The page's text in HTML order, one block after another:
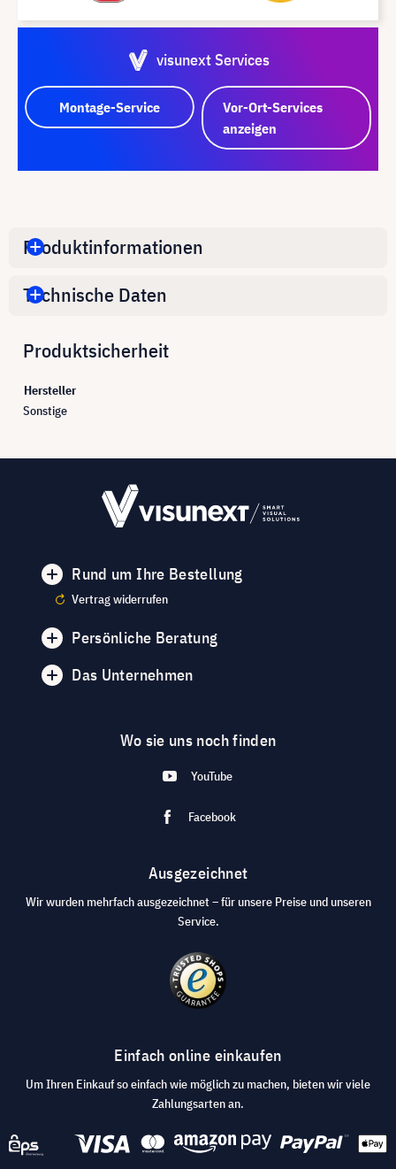
visunext Services
Montage-Service
Vor-Ort-Services
anzeigen
Produktinformationen
Technische Daten
Produktsicherheit
Hersteller
Sonstige
Rund um Ihre Bestellung
Vertrag widerrufen
Persönliche Beratung
Das Unternehmen
Wo sie uns noch finden
YouTube
Facebook
Ausgezeichnet
Wir wurden mehrfach ausgezeichnet – für unsere Preise und unseren
Service.
Einfach online einkaufen
Um Ihren Einkauf so einfach wie möglich zu machen, bieten wir viele
Zahlungsarten an.